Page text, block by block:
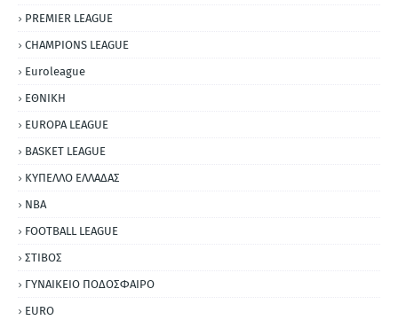
PREMIER LEAGUE
CHAMPIONS LEAGUE
Euroleague
ΕΘΝΙΚΗ
EUROPA LEAGUE
BASKET LEAGUE
ΚΥΠΕΛΛΟ ΕΛΛΑΔΑΣ
NBA
FOOTBALL LEAGUE
ΣΤΙΒΟΣ
ΓΥΝΑΙΚΕΙΟ ΠΟΔΟΣΦΑΙΡΟ
EURO